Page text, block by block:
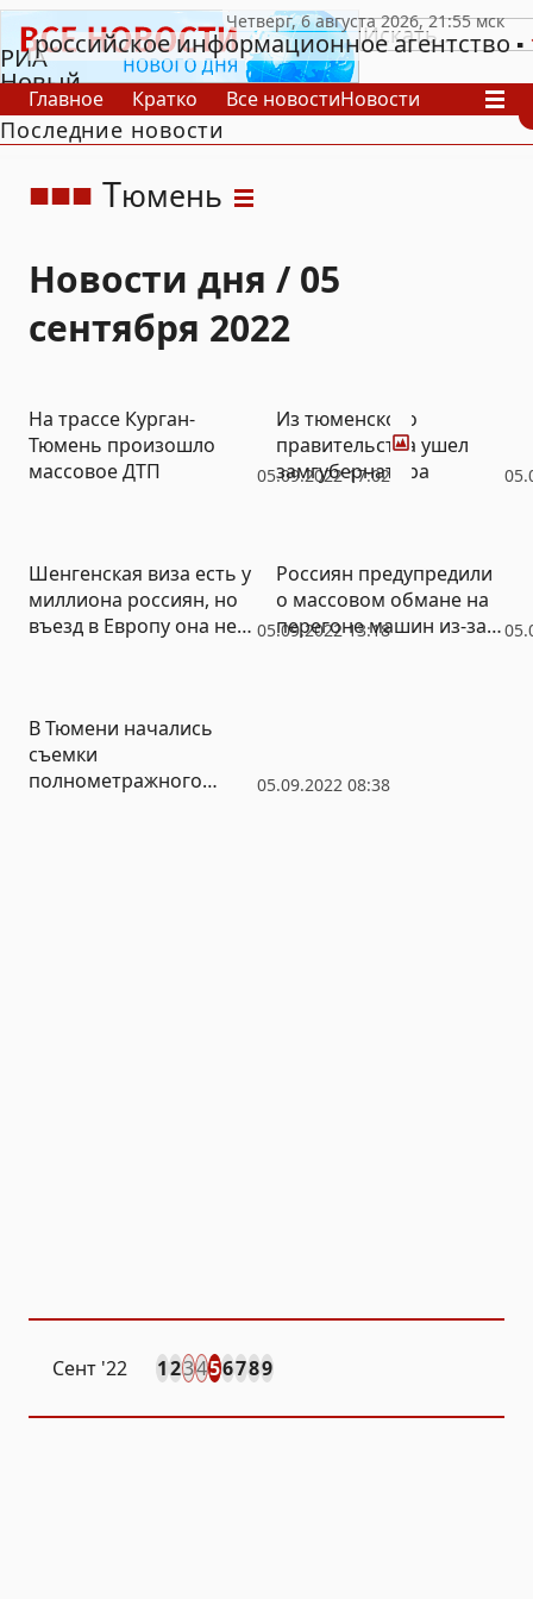
РИА
Новый
День
российское информационное агентство
Главное Кратко Все новостиНовости
В России
В мире
Последние новости
Тюмень
Новости дня / 05
сентября 2022
05.09.2022 17:02
На трассе Курган-
Тюмень произошло
массовое ДТП
Фото
Из тюменского
правительства ушел
замгубернатора
05.09.2022 13:18
Шенгенская виза есть у
миллиона россиян, но
въезд в Европу она не
Россиян предупредили
о массовом обмане на
перегоне машин из-за
05.09.2022 08:38
В Тюмени начались
съемки
полнометражного
Сент '22 123456789